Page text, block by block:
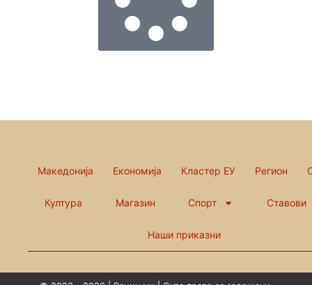
Македонија Економија Кластер ЕУ Регион
Култура Магазин Спорт Ставови
Наши приказни